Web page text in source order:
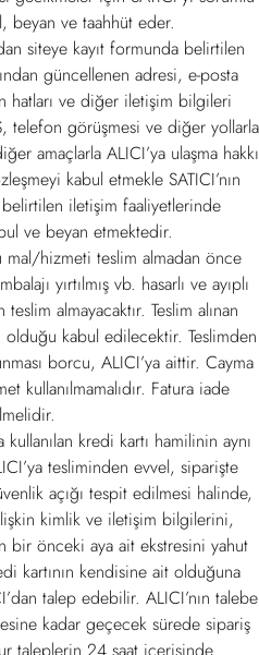
beyan ve taahhüt eder.
siteye kayıt formunda belirtilen
güncellenen adresi, e-posta
hatları ve diğer iletişim bilgileri
telefon görüşmesi ve diğer yollarla
amaçlarla ALICI’ya ulaşma hakkı
kabul etmekle SATICI’nın
iletişim faaliyetlerinde
ve beyan etmektedir.
hizmeti teslim almadan önce
yırtılmış vb. hasarlı ve ayıplı
almayacaktır. Teslim alınan
olduğu kabul edilecektir. Teslimden
borcu, ALICI’ya aittir. Cayma
kullanılmamalıdır. Fatura iade
kredi kartı hamilinin aynı
tesliminden evvel, siparişte
açığı tespit edilmesi halinde,
kimlik ve iletişim bilgilerini,
bir önceki aya ait ekstresini yahut
kartının kendisine ait olduğuna
talep edebilir. ALICI’nın talebe
kadar geçecek sürede sipariş